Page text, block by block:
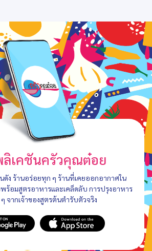
เคชันครัวคุณต๋อย
นดัง ร้านอร่อยทุก ๆ ร้านที่เคยออกอากาศใน
ร้อมสูตรอาหารและเคล็ดลับ การปรุงอาหาร
ๆ จากเจ้าของสูตรต้นตำรับตัวจริง